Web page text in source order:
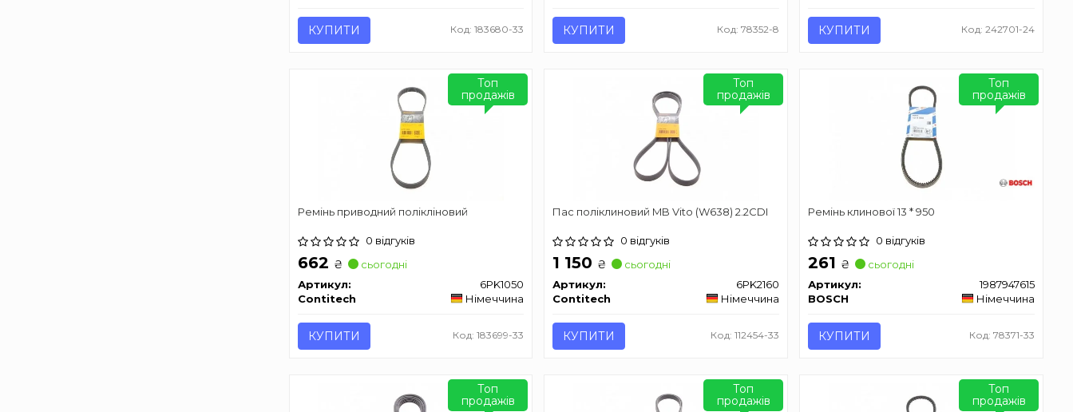
КУПИТИ Код: 183680-33 КУПИТИ Код: 78352-8 КУПИТИ Код: 242701-24
Ремінь приводний полікліновий
0 відгуків
662 ₴
сьогодні
Артикул:
6PK1050
Contitech
Німеччина
КУПИТИ Код: 183699-33
Топ
продажів
Пас поліклиновий MB Vito (W638) 2.2CDI
0 відгуків
1 150 ₴
сьогодні
Артикул:
6PK2160
Contitech
Німеччина
КУПИТИ Код: 112454-33
Топ
продажів
Ремінь клинової 13 * 950
0 відгуків
261 ₴
сьогодні
Артикул:
1987947615
BOSCH
Німеччина
КУПИТИ Код: 78371-33
Топ
продажів
Топ
продажів
Топ
продажів
Топ
продажів